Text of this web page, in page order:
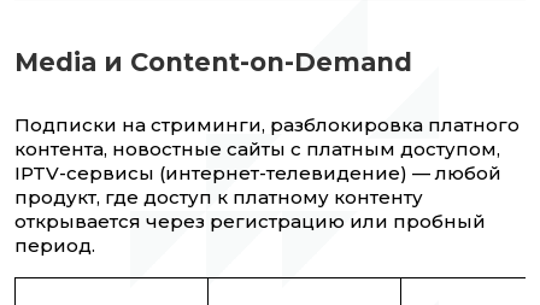
Media и Content-on-Demand
Подписки на стриминги, разблокировка платного
контента, новостные сайты с платным доступом,
IPTV-сервисы (интернет-телевидение) — любой
продукт, где доступ к платному контенту
открывается через регистрацию или пробный
период.